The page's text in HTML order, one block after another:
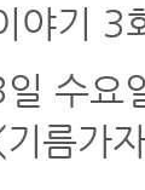
야기 3
수요
름가